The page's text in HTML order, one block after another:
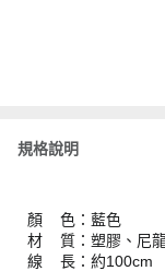
規格說明
顏 色：藍色
材 質：塑膠、尼
線 長：約100cm